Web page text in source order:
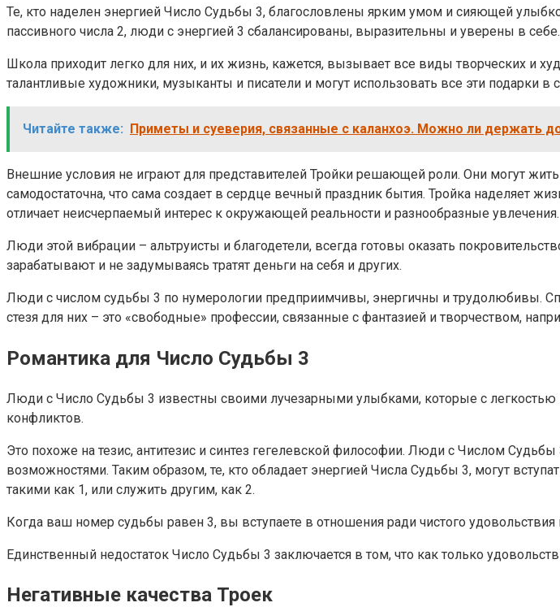
Те, кто наделен энергией Число Судьбы 3, благословлены ярким умом и сияющей
пассивного числа 2, люди с энергией 3 сбалансированы, выразительны и уверены в себе.
Школа приходит легко для них, и их жизнь, кажется, вызывает все виды творческих и
талантливые художники, музыканты и писатели и могут использовать все эти подарки в
Читайте также: Приметы и суеверия, связанные с каланхоэ. Можно ли держать
Внешние условия не играют для представителей Тройки решающей роли. Они могут жить
самодостаточна, что сама создает в сердце вечный праздник бытия. Тройка наделяет
отличает неисчерпаемый интерес к окружающей реальности и разнообразные увлечения.
Люди этой вибрации – альтруисты и благодетели, всегда готовы оказать
зарабатывают и не задумываясь тратят деньги на себя и других.
Люди с числом судьбы 3 по нумерологии предприимчивы, энергичны и трудолюбивы.
стезя для них – это «свободные» профессии, связанные с фантазией и творчеством,
Романтика для Число Судьбы 3
Люди с Число Судьбы 3 известны своими лучезарными улыбками, которые с
конфликтов.
Это похоже на тезис, антитезис и синтез гегелевской философии. Люди с Числом
возможностями. Таким образом, те, кто обладает энергией Числа Судьбы 3, могут
такими как 1, или служить другим, как 2.
Когда ваш номер судьбы равен 3, вы вступаете в отношения ради чистого
Единственный недостаток Число Судьбы 3 заключается в том, что как только
Негативные качества Троек